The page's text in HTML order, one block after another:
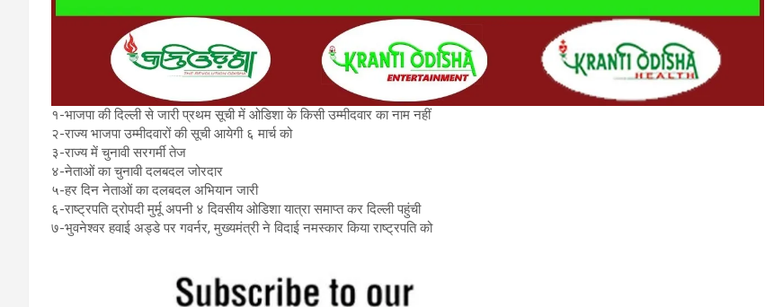
१-भाजपा की दिल्ली से जारी प्रथम सूची में ओडिशा के किसी उम्मीदवार का नाम नहीं
२-राज्य भाजपा उम्मीदवारों की सूची आयेगी ६ मार्च को
३-राज्य में चुनावी सरगर्मी तेज
४-नेताओं का चुनावी दलबदल जोरदार
५-हर दिन नेताओं का दलबदल अभियान जारी
६-राष्ट्रपति द्रोपदी मुर्मू अपनी ४ दिवसीय ओडिशा यात्रा समाप्त कर दिल्ली पहुंची
७-भुवनेश्वर हवाई अड्डे पर गवर्नर, मुख्यमंत्री ने विदाई नमस्कार किया राष्ट्रपति को